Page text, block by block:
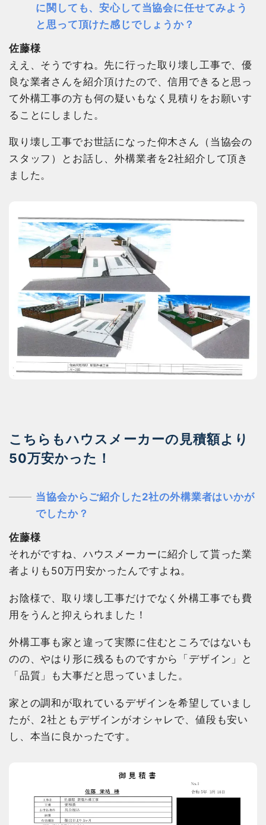
に関しても、安心して当協会に任せてみよう
と思って頂けた感じでしょうか？
佐藤様
ええ、そうですね。先に行った取り壊し工事で、優
良な業者さんを紹介頂けたので、信用できると思っ
て外構工事の方も何の疑いもなく見積りをお願いす
ることにしました。
取り壊し工事でお世話になった仰木さん（当協会の
スタッフ）とお話し、外構業者を2社紹介して頂き
ました。
こちらもハウスメーカーの見積額より
50万安かった！
当協会からご紹介した2社の外構業者はいかが
でしたか？
佐藤様
それがですね、ハウスメーカーに紹介して貰った業
者よりも50万円安かったんですよね。
お陰様で、取り壊し工事だけでなく外構工事でも費
用をうんと抑えられました！
外構工事も家と違って実際に住むところではないも
のの、やはり形に残るものですから「デザイン」と
「品質」も大事だと思っていました。
家との調和が取れているデザインを希望していまし
たが、2社ともデザインがオシャレで、値段も安い
し、本当に良かったです。